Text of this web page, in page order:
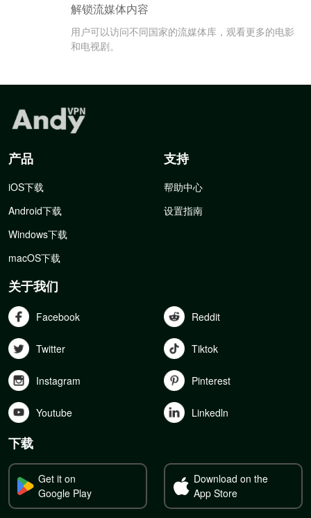
解锁流媒体内容
用户可以访问不同国家的流媒体库，观看更多的电影
和电视剧。
产品
iOS下载
Android下载
Windows下载
macOS下载
支持
帮助中心
设置指南
关于我们
Facebook Reddit
Twitter Tiktok
Instagram Pinterest
Youtube Linkedln
下载
Get it on
Google Play
Download on the
App Store